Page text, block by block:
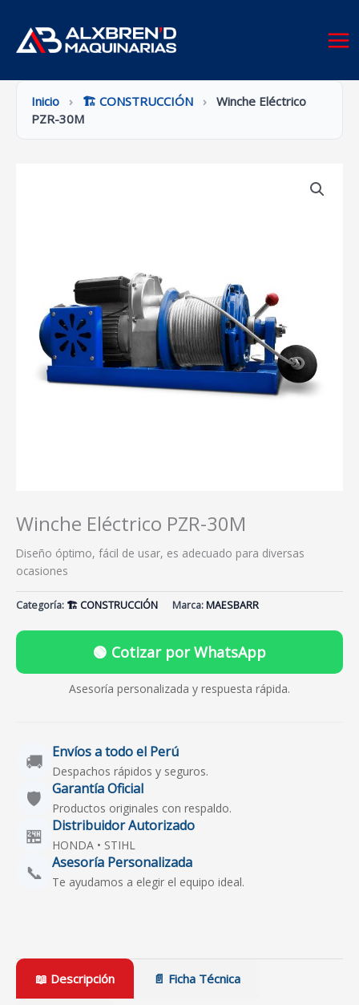
contenido
Inicio › 🏗️ CONSTRUCCIÓN › Winche Eléctrico
PZR-30M
Winche Eléctrico PZR-30M
Diseño óptimo, fácil de usar, es adecuado para diversas
ocasiones
Categoría: 🏗️ CONSTRUCCIÓN Marca:MAESBARR
🟢 Cotizar por WhatsApp
Asesoría personalizada y respuesta rápida.
🚚 Envíos a todo el Perú
Despachos rápidos y seguros.
🛡️ Garantía Oficial
Productos originales con respaldo.
🏪 Distribuidor Autorizado
HONDA • STIHL
📞 Asesoría Personalizada
Te ayudamos a elegir el equipo ideal.
📖 Descripción 📄 Ficha Técnica